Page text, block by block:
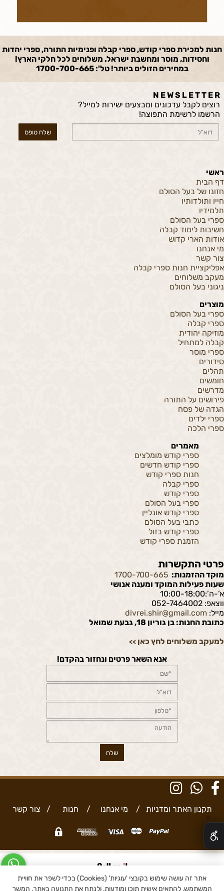
חנות למכירת ספרי קודש, ספרי קבלה ופנימיות התורה, ספרי יהדות
וחסידות, מוסר ומחשבת ישראל. משלוחים לכל חלקי הארץ!
במחירים הזולים ביותר! טל': 1700-700-665
N E W S L E T T E R
רוצים לקבל עדכונים ומבצעים ישירות למייל?
הרשמו לרשימת התפוצה!
ראשי
דף הבית
חזונו של בעל הסולם
חייו ותולדותיו
תלמידיו
ספרי בעל הסולם
חשיבות לימוד קבלה
אודות הארי קדוש
מי אנחנו
צור קשר
אפליקציית חנות ספרי קבלה
מעקב משלוחים
ניגוני בעל הסולם
מוצרים
ספרי בעל הסולם
ספרי קבלה
מוזיקה יהודית
קבלה למתחיל
ספרי מוסר
סידורים
תהלים
חומשים
מדרשים
פירושים על התורה
הגדה של פסח
ספרי ילדים
ספרי הלכה
מאמרים
ספרי קודש מומלצים
ספרי קודש חדשים
חנות ספרי קודש
ספרי קבלה
ספרי קודש
ספרי בעל הסולם
ספרי קודש אונליין
כתבי בעל הסולם
ספרי קודש בזול
הזמנת ספרי קודש
פרטי התקשרות
מוקד ההזמנות: 1700-700-665
שעות פעילות המוקד ומענה אנושי
א’-ה’:10:00-18:00
ווצאפ: 052-7464002
מייל: divrei.shir@gmail.com
כתובת החנות: בן גוריון 18, גבעת שמואל
למעקב משלוחים לחץ כאן >>
אנא השאר פרטים ונחזור בהקדם!
תקנון האתר ומדניות / מי אנחנו / חנות / צור קשר
בניית אתרים
✕
אתר זה עושה שימוש בקובצי 'עוגיות' (Cookies) בכדי לשפר את חוויית
המשתמש, להתאים אישית תוכן ומודעות, ולנתח את התנועה באתר. המשך